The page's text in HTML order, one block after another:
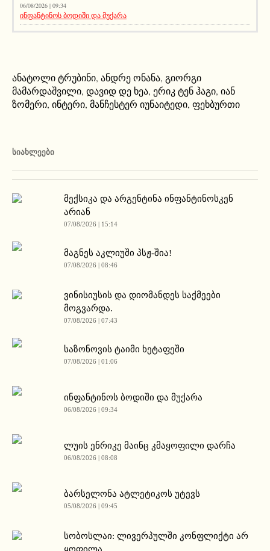
06/08/2026 | 09:34
ინფანტინოს ბოდიში და მუქარა
ანატოლი ტრუბინი, ანდრე ონანა, გიორგი
მამარდაშვილი, დავიდ დე ხეა, ერიკ ტენ ჰაგი, იან
ზომერი, ინტერი, მანჩესტერ იუნაიტედი, ფეხბურთი
ᲡᲘᲐᲮᲚᲔᲔᲑᲘ
მექსიკა და არგენტინა ინფანტინოსკენ
არიან
07/08/2026 | 15:14
მაგნეს აკლიუში პსჟ-შია!
07/08/2026 | 08:46
ვინისიუსის და დიომანდეს საქმეები
მოგვარდა.
07/08/2026 | 07:43
საზონოვის ტაიმი ხეტაფეში
07/08/2026 | 01:06
ინფანტინოს ბოდიში და მუქარა
06/08/2026 | 09:34
ლუის ენრიკე მაინც კმაყოფილი დარჩა
06/08/2026 | 08:08
ბარსელონა ატლეტიკოს უტევს
05/08/2026 | 09:45
სობოსლაი: ლივერპულში კონფლიქტი არ
ყოფილა